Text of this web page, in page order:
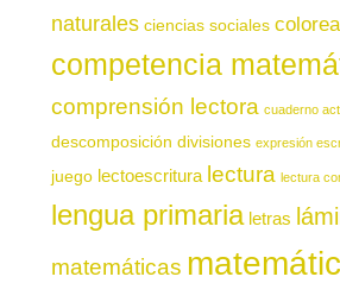
naturales ciencias sociales
competencia
comprensión lectora cuaderno
descomposición divisiones expresión
juego lectoescritura lectura lectura
lengua primaria letras
matemáticas